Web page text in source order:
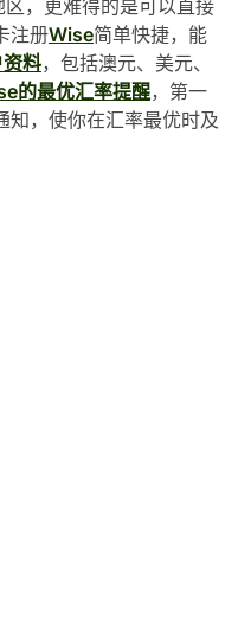
，更难得的是可以直接
注册Wise简单快捷，能
料，包括澳元、美元、
的最优汇率提醒，第一
知，使你在汇率最优时及